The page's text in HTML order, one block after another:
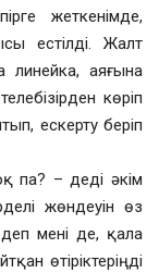
жеткенімде,
естілді. Жалт
линейка, аяғына
көріп
ескерту беріп
па? – деді әкім
жөндеуін өз
мені де, қала
өтіріктеріңді